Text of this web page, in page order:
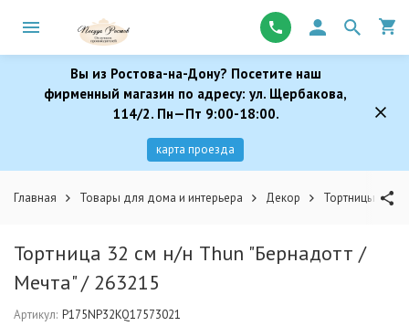
Вы из Ростова-на-Дону? Посетите наш
фирменный магазин по адресу: ул. Щербакова,
114/2. Пн—Пт 9:00-18:00.
карта проезда
Главная Товары для дома и интерьера Декор Тортницы
Тортница 32 см н/н Thun "Бернадотт /
Мечта" / 263215
Артикул: P175NP32KQ17573021